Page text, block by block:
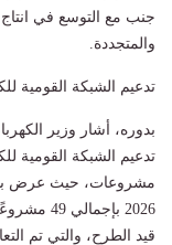
جنب مع التوسع في انتاج
والمتجددة.
تدعيم الشبكة القومية للكهرباء
بدوره، أشار وزير
مشروعات، حيث عرض
2026
قيد الطرح، والتي تم